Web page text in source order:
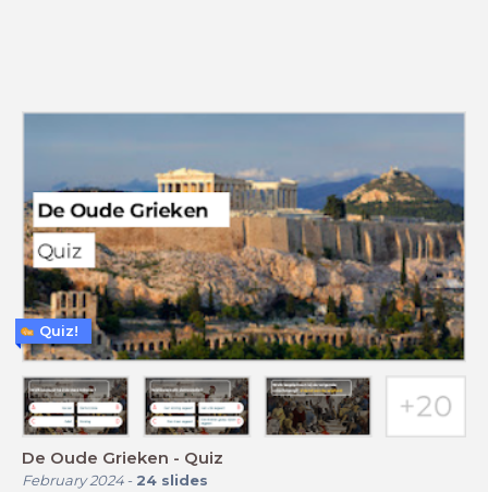
De Oude Grieken - Quiz
February 2024- 24 slides
Quiz!